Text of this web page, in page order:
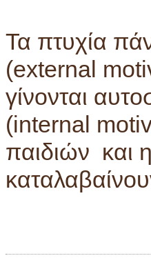
Τα πτυχία
(external
γίνονται
(internal
παιδιών και